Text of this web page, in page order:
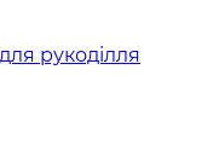
рукоділля